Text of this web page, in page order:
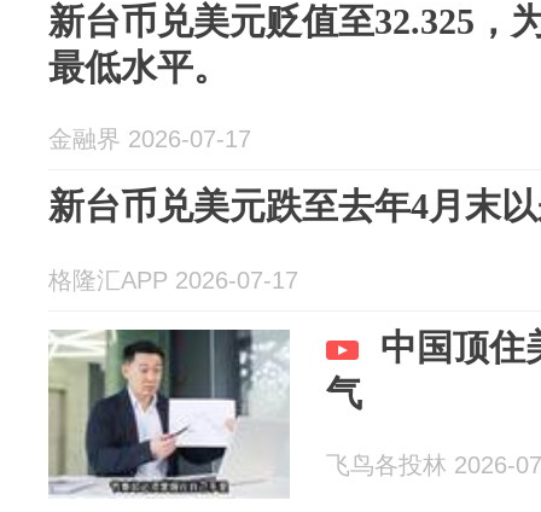
新台币兑美元贬值至32.325，
最低水平。
金融界 2026-07-17
新台币兑美元跌至去年4月末
格隆汇APP 2026-07-17
中国顶住
气
飞鸟各投林 2026-